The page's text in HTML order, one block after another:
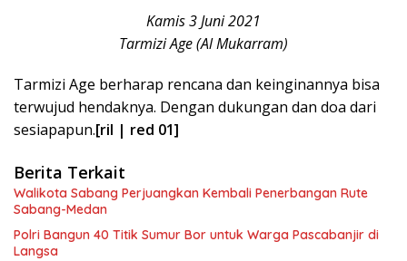
Kamis 3 Juni 2021
Tarmizi Age (Al Mukarram)
Tarmizi Age berharap rencana dan keinginannya bisa
terwujud hendaknya. Dengan dukungan dan doa dari
sesiapapun.[ril | red 01]
Berita Terkait
Walikota Sabang Perjuangkan Kembali Penerbangan Rute
Sabang-Medan
Polri Bangun 40 Titik Sumur Bor untuk Warga Pascabanjir di
Langsa